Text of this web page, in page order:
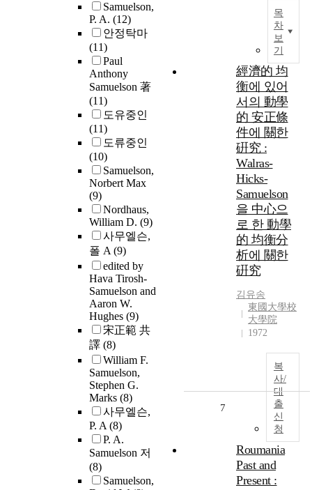
Samuelson,
P. A. (12)
안정탁마
(11)
Paul
Anthony
Samuelson 著
(11)
도유중인
(11)
도류중인
(10)
Samuelson,
Norbert Max
(9)
Nordhaus,
William D. (9)
사무엘슨,
폴 A(9)
edited by
Hava Tirosh-
Samuelson and
Aaron W.
Hughes (9)
宋正範 共
譯 (8)
William F.
Samuelson,
Stephen G.
Marks (8)
사무엘슨,
P. A(8)
P. A.
Samuelson 저
(8)
Samuelson,
목
차
보
기
經濟的 均
衡에 있어
서의 動學
的 安正條
件에 關한
硏究 :
Walras-
Hicks-
Samuelson
을 中心으
로 한 動學
的 均衡分
析에 關한
硏究
김유송
東國大學校
大學院
1972
복
사/
대
출
신
청
7
Roumania
Past and
Present :